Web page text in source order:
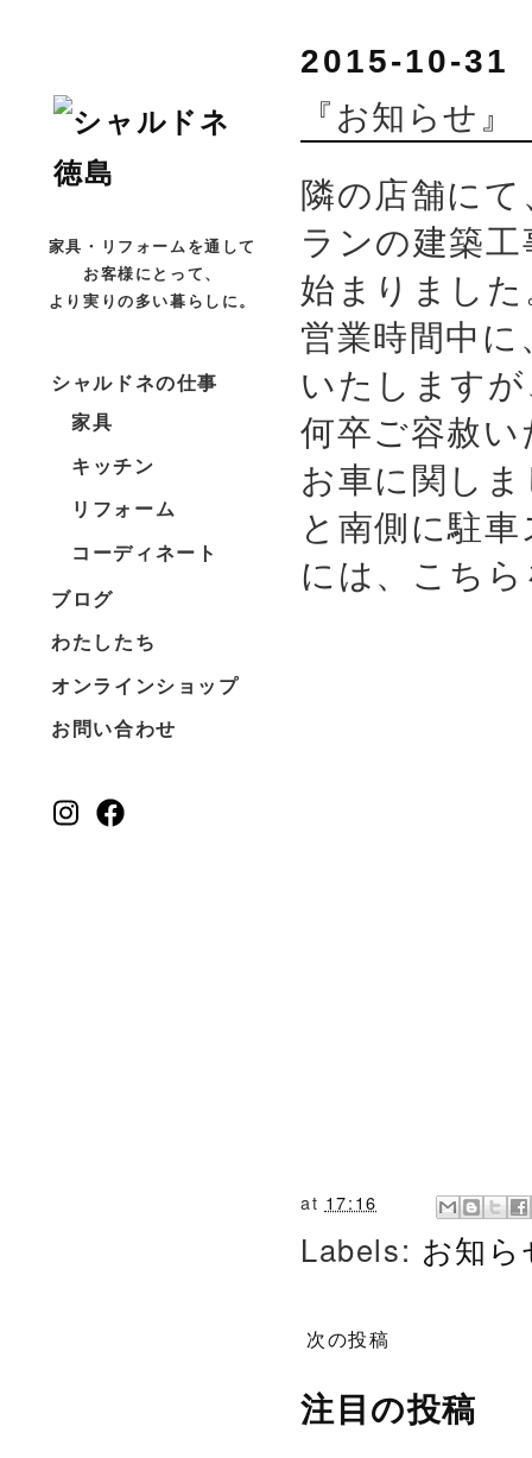
家具・リフォームを通して
お客様にとって、
より実りの多い暮らしに。
シャルドネの仕事
家具
キッチン
リフォーム
コーディネート
ブログ
わたしたち
オンラインショップ
お問い合わせ
2015-10-31
『お知らせ』
隣の店舗に
ランの建築
始まりまし
営業時間中
いたします
何卒ご容赦
お車に関し
と南側に駐
には、こち
at 17:16
Labels: お知ら
次の投稿
注目の投稿